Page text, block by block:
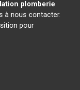
plomberie
à nous contacter.
pour